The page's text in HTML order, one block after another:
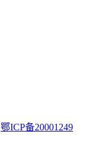
鄂ICP备20001249